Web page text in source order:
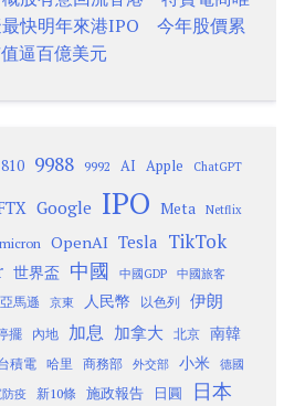
快明年來港IPO 今年股價累
逼百億美元
9988 9992 AI Apple ChatGPT
Google IPO Meta Netflix
OpenAI Tesla TikTok
世界盃 中國 中國GDP 中國旅客
亞馬遜 京東 人民幣 以色列 伊朗
擺 內地 加息 加拿大 北京
南韓
積電 哈里 商務部 外交部 小米 德國
疫 新10條 施政報告 日圓 日本